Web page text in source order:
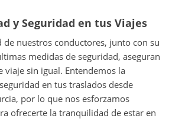
y Seguridad en tus Viajes
de nuestros conductores, junto con su
medidas de seguridad, aseguran
viaje sin igual. Entendemos la
en tus traslados desde
por lo que nos esforzamos
ofrecerte la tranquilidad de estar en